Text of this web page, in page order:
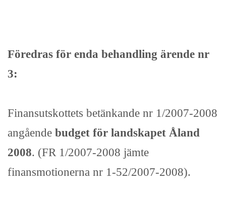
Föredras för enda behandling ärende nr
3:
Finansutskottets betänkande nr 1/2007-2008
angående budget för landskapet Åland
2008. (FR 1/2007-2008 jämte
finansmotionerna nr 1-52/2007-2008).